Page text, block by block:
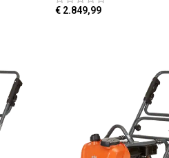
€ 2.849,99